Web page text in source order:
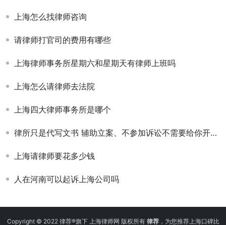
上海怎么找律师咨询
请律师打官司的费用有哪些
上海律师事务所星期六和星期天有律师上班吗
上海怎么请律师去法院
上海四大律师事务所是哪个
律所只是代写文书 辅助立案、不参加诉讼不需要给你开庭，给不给开发票
上海请律师要花多少钱
人在河南可以起诉上海公司吗
Copyright © 2022 律荐®旗下 上海律师网 版权所有 律荐，为您推荐上海口碑比